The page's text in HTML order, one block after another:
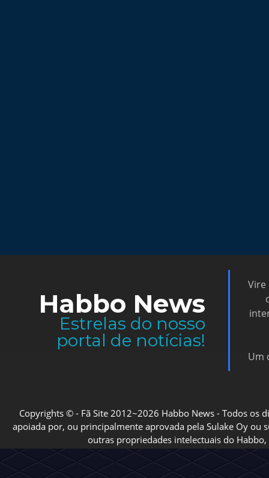
Habbo News
Estrelas do nosso
portal de notícias!
Vire
Um
Copyrights © - Fã Site 2012~2026 Habbo News - Todos os
apoiada por, ou principalmente aprovada pela Sulake Oy ou
outras propriedades intelectuais do